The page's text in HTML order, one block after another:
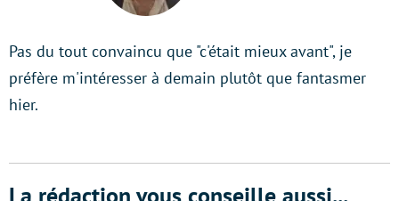
Pas du tout convaincu que "c'était mieux avant", je
préfère m'intéresser à demain plutôt que fantasmer
hier.